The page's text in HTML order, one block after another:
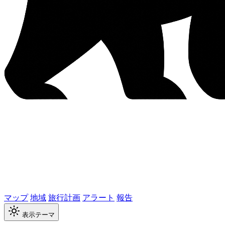
マップ地域旅行計画 アラート 報告
表示テーマ